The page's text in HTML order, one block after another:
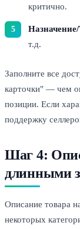
критично.
т.д.
Заполните все
карточки" — чем
позиции. Если
поддержку
Шаг 4:
длинными
Описание товара
некоторых